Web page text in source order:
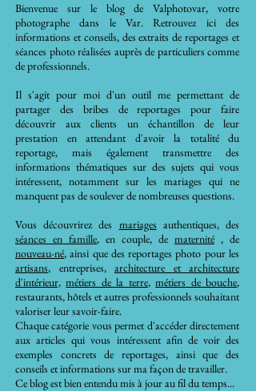
Bienvenue sur le blog de Valphotovar, votre
photographe dans le Var. Retrouvez ici des
informations et conseils, des extraits de reportages et
séances photo réalisées auprès de particuliers comme
de professionnels.
Il s'agit pour moi d'un outil me permettant de
partager des bribes de reportages pour faire
découvrir aux clients un échantillon de leur
prestation en attendant d'avoir la totalité du
reportage, mais également transmettre des
informations thématiques sur des sujets qui vous
intéressent, notamment sur les mariages qui ne
manquent pas de soulever de nombreuses questions.
Vous découvrirez des mariages authentiques, des
séances en famille, en couple, de maternité , de
nouveau-né, ainsi que des reportages photo pour les
artisans, entreprises, architecture et architecture
d'intérieur, métiers de la terre,métiers de bouche,
restaurants, hôtels et autres professionnels souhaitant
valoriser leur savoir-faire.
Chaque catégorie vous permet d'accéder directement
aux articles qui vous intéressent afin de voir des
exemples concrets de reportages, ainsi que des
conseils et informations sur ma façon de travailler.
Ce blog est bien entendu mis à jour au fil du temps...